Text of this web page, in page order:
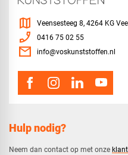
Hulp nodig?
Neem dan contact op met onze
map Veensesteeg 8, 4264 KG
phone_enabled 0416 75 02 55
mail info@voskunststoffen.nl